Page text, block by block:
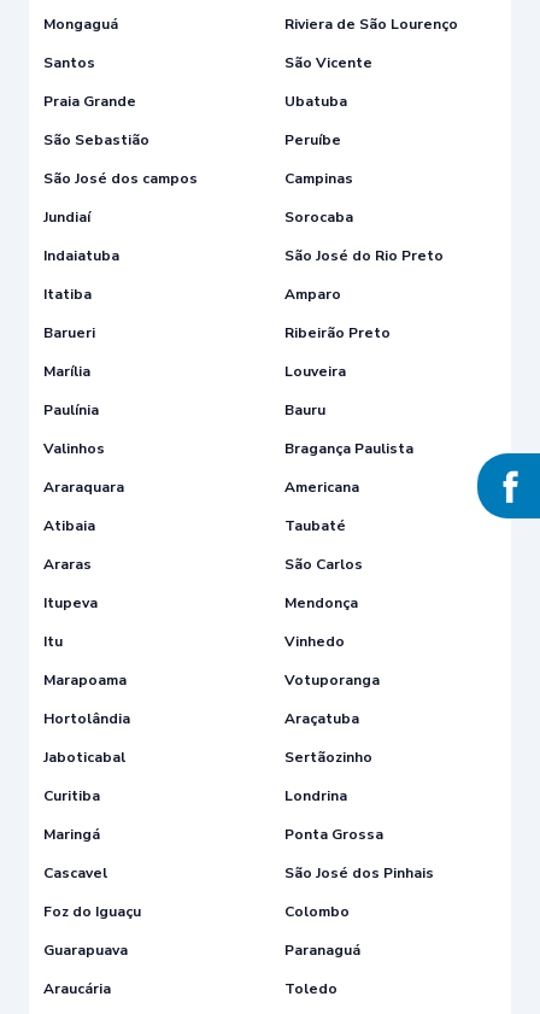
Mongaguá
Riviera de São Lourenço
Santos
São Vicente
Praia Grande
Ubatuba
São Sebastião
Peruíbe
São José dos campos
Campinas
Jundiaí
Sorocaba
Indaiatuba
São José do Rio Preto
Itatiba
Amparo
Barueri
Ribeirão Preto
Marília
Louveira
Paulínia
Bauru
Valinhos
Bragança Paulista
Araraquara
Americana
Atibaia
Taubaté
Araras
São Carlos
Itupeva
Mendonça
Itu
Vinhedo
Marapoama
Votuporanga
Hortolândia
Araçatuba
Jaboticabal
Sertãozinho
Curitiba
Londrina
Maringá
Ponta Grossa
Cascavel
São José dos Pinhais
Foz do Iguaçu
Colombo
Guarapuava
Paranaguá
Araucária
Toledo